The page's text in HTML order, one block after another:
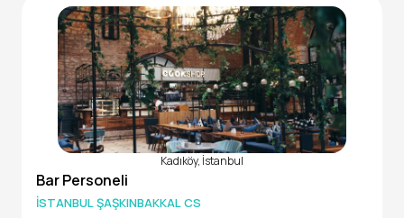
• Takım çalışmasına yatkın,
• Hijyen kurallarına önem veren,
• Bedenen çalışmasında sakınca olmayan,
• Erkek adaylar için askerlik hizmetini tamamlamış olan,
• Vardiyalı çalışma saatlerine ayak uydurabilecek,
• Dinamik ve sorumluluk sahibi.
Kadıköy, İstanbul
Bar Personeli
İSTANBUL ŞAŞKINBAKKAL CS